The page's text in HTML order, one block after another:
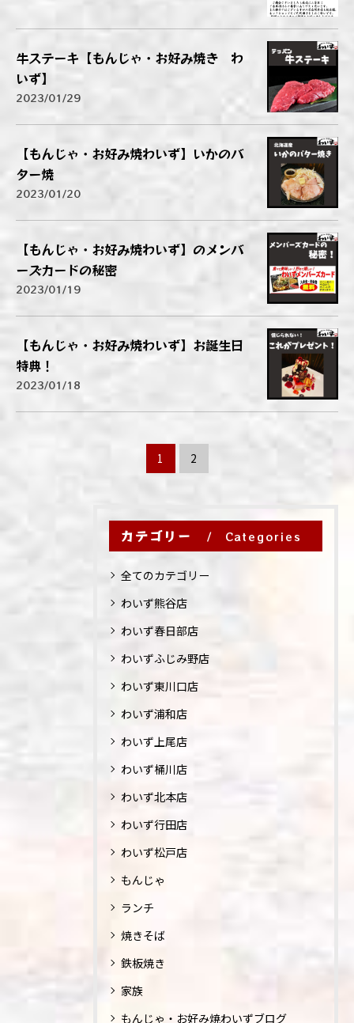
牛ステーキ【もんじゃ・お好み焼き わ
いず】
2023/01/29
【もんじゃ・お好み焼わいず】いかのバ
ター焼
2023/01/20
【もんじゃ・お好み焼わいず】のメンバ
ーズカードの秘密
2023/01/19
【もんじゃ・お好み焼わいず】お誕生日
特典！
2023/01/18
1 2
カテゴリー Categories
全てのカテゴリー
わいず熊谷店
わいず春日部店
わいずふじみ野店
わいず東川口店
わいず浦和店
わいず上尾店
わいず桶川店
わいず北本店
わいず行田店
わいず松戸店
もんじゃ
ランチ
焼きそば
鉄板焼き
家族
もんじゃ・お好み焼わいずブログ